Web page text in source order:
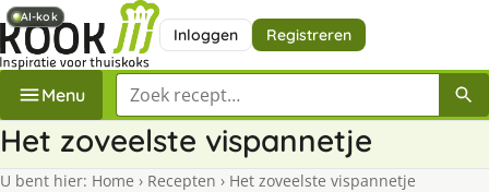
Inloggen Registreren
Menu Zoek een recept
Het zoveelste vispannetje
U bent hier: Home › Recepten › Het zoveelste vispannetje
AI-kok
AI-kok